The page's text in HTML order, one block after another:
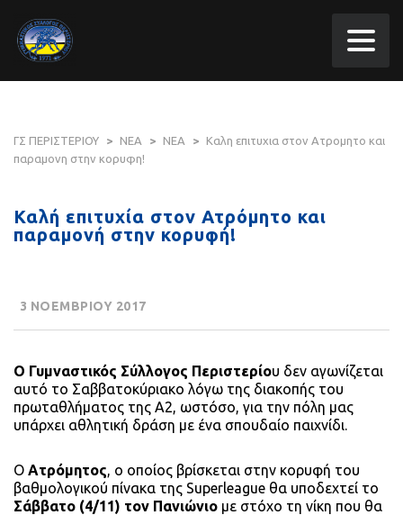
ΓΣ ΠΕΡΙΣΤΕΡΙΟΥ > ΝΕΑ > ΝΕΑ >
Καλη επιτυχια στον Ατρομητο και
παραμονη στην κορυφη!
Καλή επιτυχία στον Ατρόμητο και
παραμονή στην κορυφή!
3 ΝΟΕΜΒΡΙΟΥ 2017
Ο Γυμναστικός Σύλλογος Περιστερίου δεν αγωνίζεται
αυτό το Σαββατοκύριακο λόγω της διακοπής του
πρωταθλήματος της Α2, ωστόσο, για την πόλη μας
υπάρχει αθλητική δράση με ένα σπουδαίο παιχνίδι.
Ο Ατρόμητος, ο οποίος βρίσκεται στην κορυφή του
βαθμολογικού πίνακα της Superleague θα υποδεχτεί το
Σάββατο (4/11) τον Πανιώνιο με στόχο τη νίκη που θα